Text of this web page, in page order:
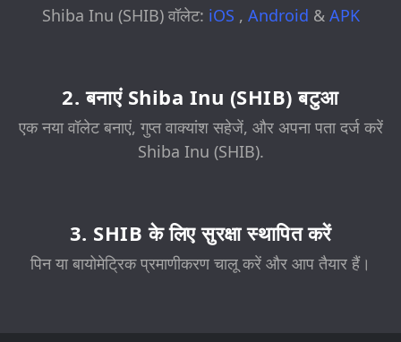
Shiba Inu (SHIB) वॉलेट: iOS , Android & APK
2. बनाएं Shiba Inu (SHIB) बटुआ
एक नया वॉलेट बनाएं, गुप्त वाक्यांश सहेजें, और अपना पता दर्ज करें
Shiba Inu (SHIB).
3. SHIB के लिए सुरक्षा स्थापित करें
पिन या बायोमेट्रिक प्रमाणीकरण चालू करें और आप तैयार हैं।